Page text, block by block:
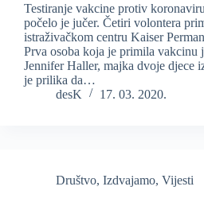
Testiranje vakcine protiv
počelo je jučer. Četiri volontera
istraživačkom centru Kaiser
Prva osoba koja je primila vakcinu
Jennifer Haller, majka dvoje djece
je prilika da…
desK
17. 03. 2020.
Društvo, Izdvajamo, Vijesti